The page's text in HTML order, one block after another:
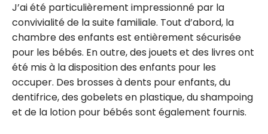
J’ai été particulièrement impressionné par la
convivialité de la suite familiale. Tout d’abord, la
chambre des enfants est entièrement sécurisée
pour les bébés. En outre, des jouets et des livres ont
été mis à la disposition des enfants pour les
occuper. Des brosses à dents pour enfants, du
dentifrice, des gobelets en plastique, du shampoing
et de la lotion pour bébés sont également fournis.